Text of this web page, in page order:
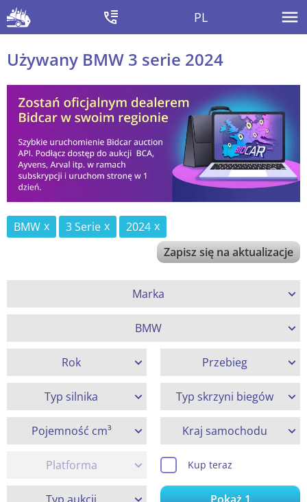
PL
Używany BMW 3 serie 2024
BMW 3 Serie
2024
Zapisz się na aktualizacje
Marka
BMW
Rok Przebieg
Typ silnika Typ skrzyni biegów
Pojemność cm³ Kraj samochodu
Platforma Kup teraz